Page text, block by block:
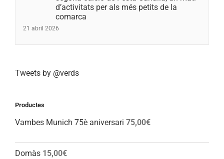
d’activitats per als més petits de la
comarca
21 abril 2026
Tweets by @verds
Productes
Vambes Munich 75è aniversari 75,00€
Domàs 15,00€